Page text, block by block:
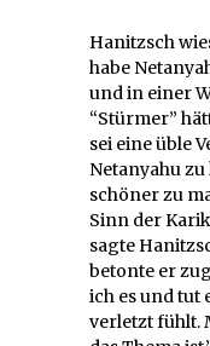
Hanitzsch
habe
und in einer
“Stürmer”
sei eine üble
Netanyahu
schöner zu
Sinn der
sagte
betonte er
ich es und tut
verletzt fühlt.